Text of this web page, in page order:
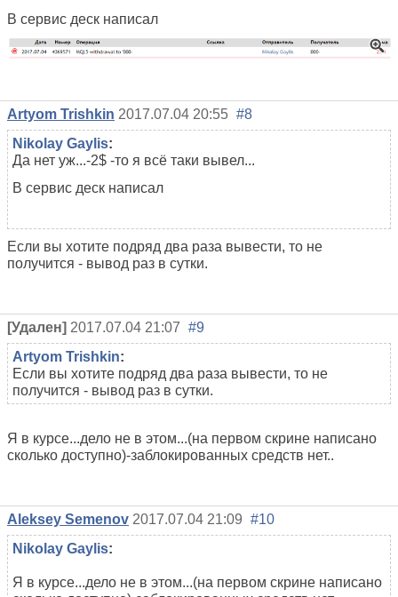
В сервис деск написал
Artyom Trishkin 2017.07.04 20:55 #8
Nikolay Gaylis:
Да нет уж...-2$ -то я всё таки вывел...
В сервис деск написал
Если вы хотите подряд два раза вывести, то не
получится - вывод раз в сутки.
[Удален] 2017.07.04 21:07 #9
Artyom Trishkin:
Если вы хотите подряд два раза вывести, то не
получится - вывод раз в сутки.
Я в курсе...дело не в этом...(на первом скрине написано
сколько доступно)-заблокированных средств нет..
Aleksey Semenov 2017.07.04 21:09 #10
Nikolay Gaylis:
Я в курсе...дело не в этом...(на первом скрине написано